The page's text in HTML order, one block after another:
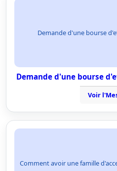
Demande d'une bourse
Demande d'une bourse
Voir
Comment avoir une famille